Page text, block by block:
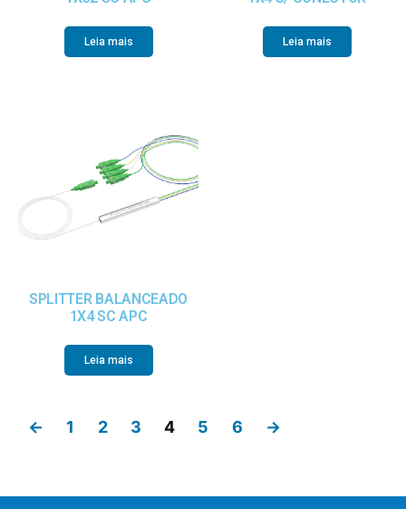
Leia mais Leia mais
SPLITTER BALANCEADO
1X4 SC APC
Leia mais
← 1 2 3 4 5 6 →